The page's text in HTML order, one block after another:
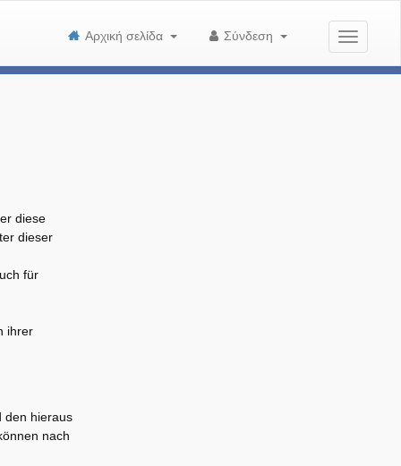
Αρχική σελίδα Σύνδεση
diese
dieser
für
ihrer
den hieraus
nach